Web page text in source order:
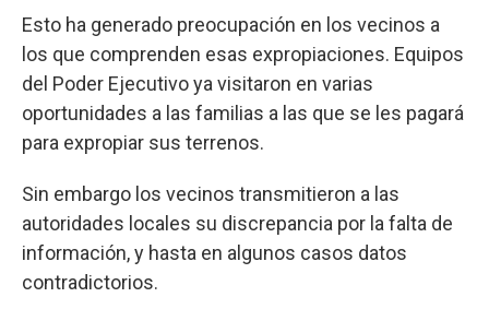
Esto ha generado preocupación en los vecinos a
los que comprenden esas expropiaciones. Equipos
del Poder Ejecutivo ya visitaron en varias
oportunidades a las familias a las que se les pagará
para expropiar sus terrenos.
Sin embargo los vecinos transmitieron a las
autoridades locales su discrepancia por la falta de
información, y hasta en algunos casos datos
contradictorios.